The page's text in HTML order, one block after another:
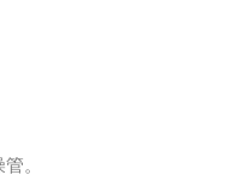
。